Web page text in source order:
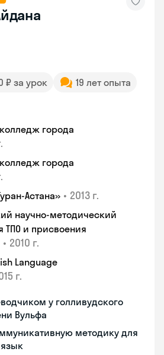
₽ за урок
19 лет опыта
города
города
Астана» • 2013 г.
научно-методический
ТПО и присвоения
• 2010 г.
Language
г.
у голливудского
Вульфа
методику для